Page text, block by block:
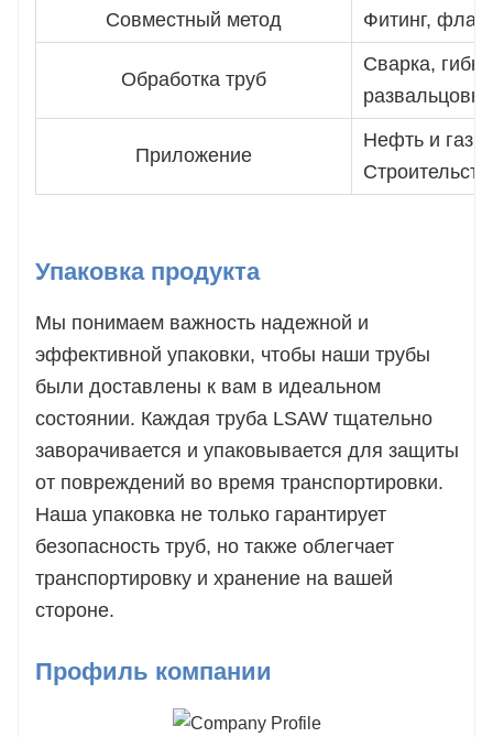
Совместный метод Фитинг,
Обработка труб
Сварка,
Приложение
Нефть и газ,
Упаковка продукта
Мы понимаем важность надежной и
эффективной упаковки, чтобы наши трубы
были доставлены к вам в идеальном
состоянии. Каждая труба LSAW тщательно
заворачивается и упаковывается для защиты
от повреждений во время транспортировки.
Наша упаковка не только гарантирует
безопасность труб, но также облегчает
транспортировку и хранение на вашей
стороне.
Профиль компании